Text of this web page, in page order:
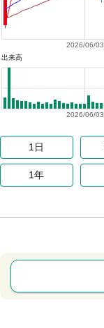
2026/06/03
出来高
2026/06/03
1日
1年